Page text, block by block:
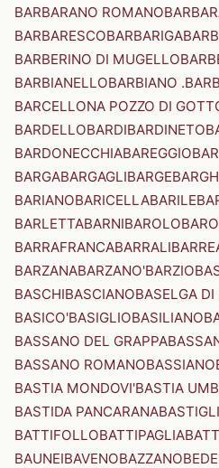
BARBARANO ROMANO
BARBARESCOBARBARIGA
BARBERINO DI MUGELLO
BARBIANELLOBARBIANO
BARCELLONA POZZO DI
BARDELLOBARDIBARDINETO
BARDONECCHIABAREGGIO
BARGABARGAGLIBARGE
BARIANOBARICELLABARILE
BARLETTABARNIBAROLO
BARRAFRANCABARRALI
BARZANABARZANO'BARZIO
BASCHIBASCIANOBASELGA DI
BASICO'BASIGLIOBASILIANO
BASSANO DEL GRAPPA
BASSANO ROMANOBASSIANO
BASTIA MONDOVI'BASTIA
BASTIDA PANCARANA
BATTIFOLLOBATTIPAGLIA
BAUNEIBAVENOBAZZANO